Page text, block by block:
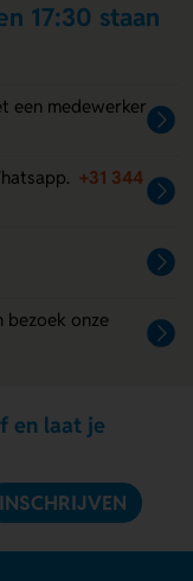
17:30 staan
een medewerker
+31 344
bezoek onze
en laat je
INSCHRIJVEN